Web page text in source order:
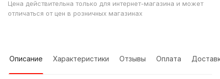
Цена действительна только для интернет-магазина и может
отличаться от цен в розничных магазинах
Описание Характеристики Отзывы Оплата